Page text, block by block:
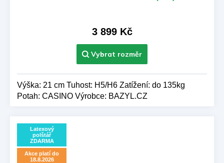
3 899 Kč
Výška: 21 cm Tuhost: H5/H6 Zatížení: do 135kg
Potah: CASINO Výrobce: BAZYL.CZ
Latexový
polštář
ZDARMA
Akce platí do
18.8.2026